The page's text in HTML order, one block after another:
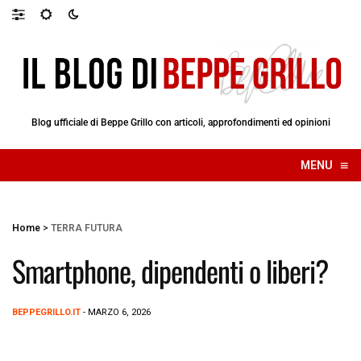
Blog ufficiale di Beppe Grillo con articoli, approfondimenti ed opinioni
MENU ≡
☰
Home > TERRA FUTURA
Smartphone, dipendenti o liberi?
BEPPEGRILLO.IT - MARZO 6, 2026